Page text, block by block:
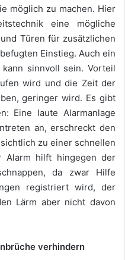
möglich zu machen. Hier
eine mögliche
Türen für zusätzlichen
Einstieg. Auch ein
sinnvoll sein. Vorteil
wird und die Zeit der
geringer wird. Es gibt
Eine laute Alarmanlage
an, erschreckt den
zu einer schnellen
Alarm hilft hingegen der
da zwar Hilfe
registriert wird, der
Lärm aber nicht davon
verhindern